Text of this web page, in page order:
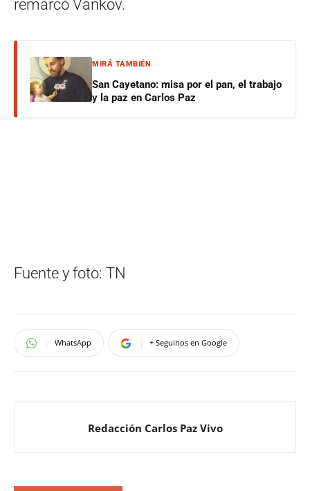
remarcó Vankov.
MIRÁ TAMBIÉN
San Cayetano: misa por el pan, el trabajo
y la paz en Carlos Paz
Fuente y foto: TN
WhatsApp + Seguinos en Google
Redacción Carlos Paz Vivo